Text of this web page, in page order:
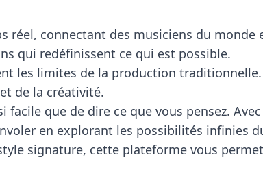
réel, connectant des musiciens du monde
qui redéfinissent ce qui est possible.
les limites de la production traditionnelle.
de la créativité.
que de dire ce que vous pensez.
en explorant les possibilités infinies
signature, cette plateforme vous